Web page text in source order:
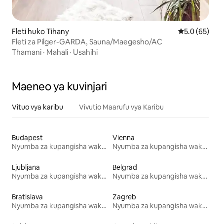
Fleti huko Tihany Ukadiriaji
5.0 (65)
Fleti za Pilger-GARDA, Sauna/Maegesho/AC
Thamani · Mahali · Usahihi
Maeneo ya kuvinjari
Vituo vya karibu Vivutio Maarufu vya Karibu
Budapest
Nyumba za kupangisha wakati wa likizo
Vienna
Nyumba za kupangisha wakati wa likizo
Ljubljana
Nyumba za kupangisha wakati wa likizo
Belgrad
Nyumba za kupangisha wakati wa likizo
Bratislava
Nyumba za kupangisha wakati wa likizo
Zagreb
Nyumba za kupangisha wakati wa likizo